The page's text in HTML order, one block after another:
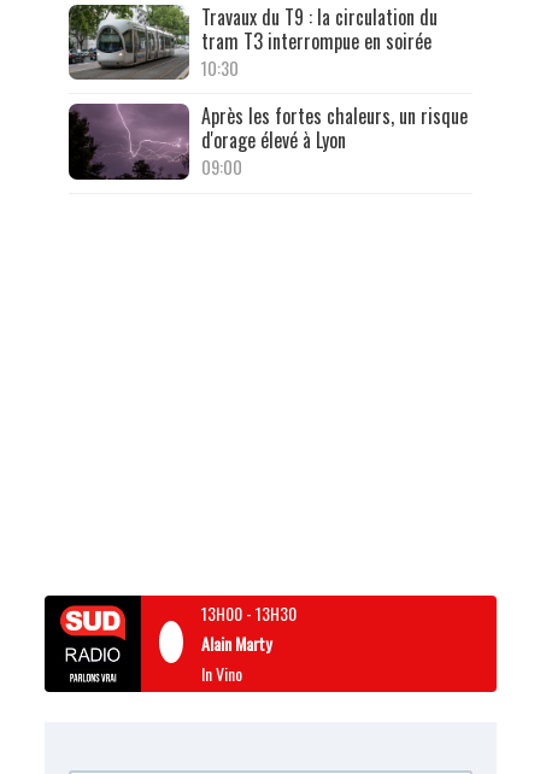
Travaux du T9 : la circulation du
tram T3 interrompue en soirée
10:30
Après les fortes chaleurs, un risque
d'orage élevé à Lyon
09:00
13H00-13H30
Alain Marty
In Vino